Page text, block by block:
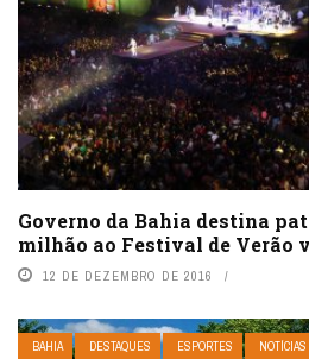
Governo da Bahia destina
milhão ao Festival de Verão
12 DE DEZEMBRO DE 2016
BAHIA DESTAQUES ESPORTES NOTÍCIAS